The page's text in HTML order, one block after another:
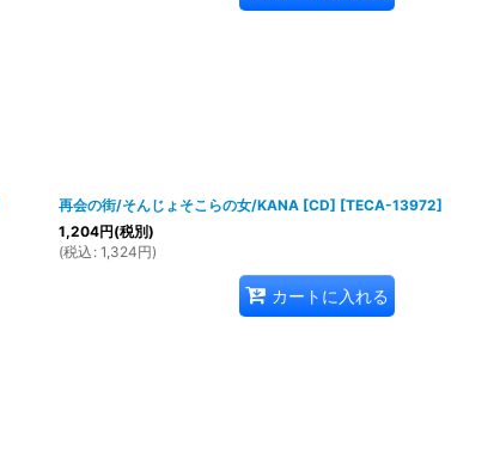
再会の街/そんじょそこらの女/KANA [CD] [TECA-13972]
1,204円(税別)
(税込 : 1,324円)
カートに入れる